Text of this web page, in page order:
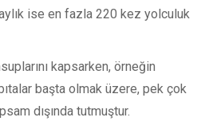
ise en fazla 220 kez yolculuk
kapsarken, örneğin
başta olmak üzere, pek çok
dışında tutmuştur.